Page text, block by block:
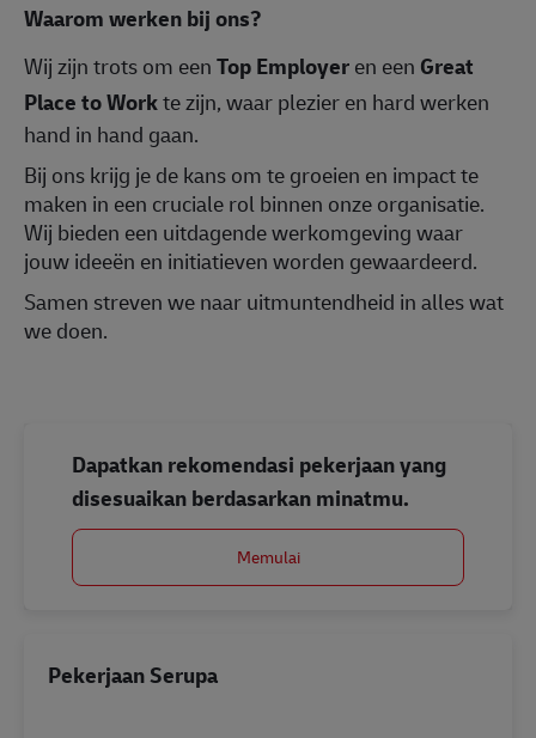
Waarom werken bij ons?
Wij zijn trots om eenTop Employeren een Great
Place to Workte zijn, waar plezier en hard werken
hand in hand gaan.
Bij ons krijg je de kans om te groeien en impact te
maken in een cruciale rol binnen onze organisatie.
Wij bieden een uitdagende werkomgeving waar
jouw ideeën en initiatieven worden gewaardeerd.
Samen streven we naar uitmuntendheid in alles wat
we doen.
Dapatkan rekomendasi pekerjaan yang
disesuaikan berdasarkan minatmu.
Memulai
Pekerjaan Serupa